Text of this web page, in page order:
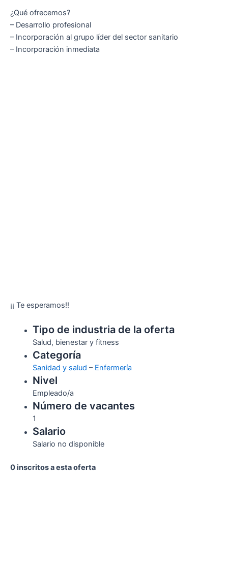
¿Qué ofrecemos?
– Desarrollo profesional
– Incorporación al grupo líder del sector sanitario
– Incorporación inmediata
¡¡ Te esperamos!!
Tipo de industria de la oferta
Salud, bienestar y fitness
Categoría
Sanidad y salud – Enfermería
Nivel
Empleado/a
Número de vacantes
1
Salario
Salario no disponible
0 inscritos a esta oferta